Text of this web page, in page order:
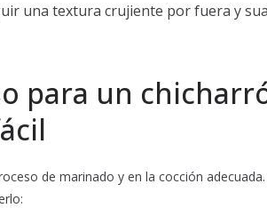
una textura crujiente por fuera y
para un
de marinado y en la cocción